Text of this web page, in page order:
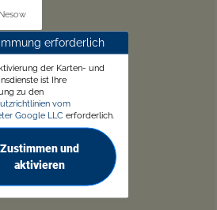
erforderlich
der Karten- und
ist Ihre
zu den
vom
Google LLC erforderlich.
Zustimmen und
aktivieren